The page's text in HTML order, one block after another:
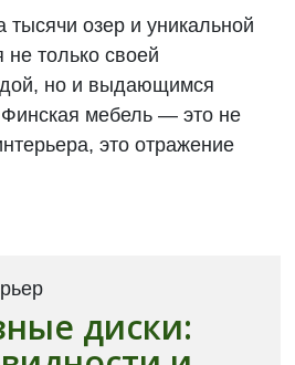
озер и уникальной
только своей
но и выдающимся
мебель — это не
это отражение
диски: